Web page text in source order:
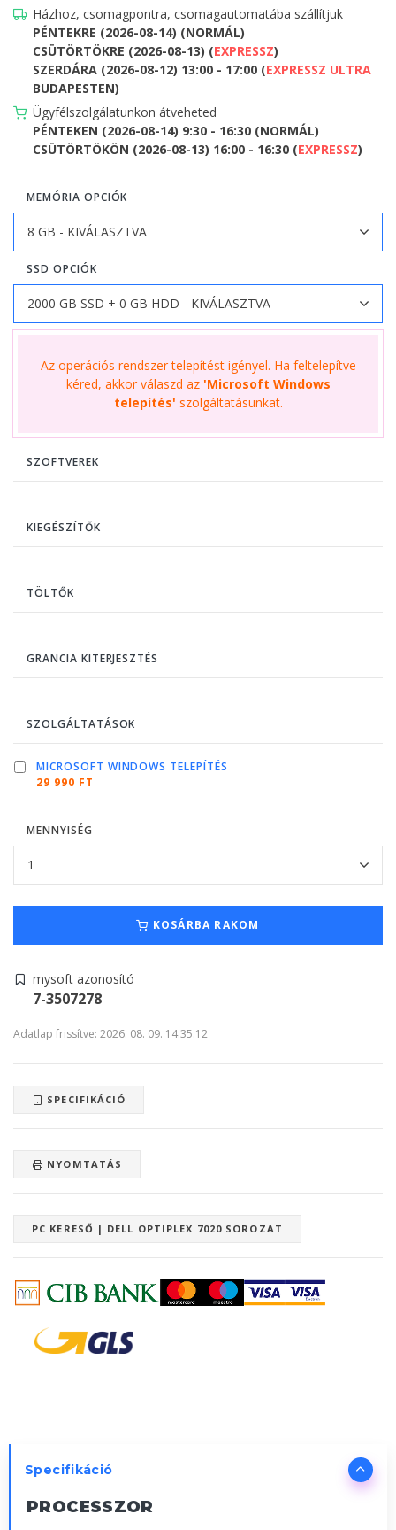
Házhoz, csomagpontra, csomagautomatába szállítjuk
PÉNTEKRE (2026-08-14) (NORMÁL)
CSÜTÖRTÖKRE (2026-08-13) (EXPRESSZ)
SZERDÁRA (2026-08-12) 13:00 - 17:00 (EXPRESSZ ULTRA
BUDAPESTEN)
Ügyfélszolgálatunkon átveheted
PÉNTEKEN (2026-08-14) 9:30 - 16:30 (NORMÁL)
CSÜTÖRTÖKÖN (2026-08-13) 16:00 - 16:30 (EXPRESSZ)
MEMÓRIA OPCIÓK
SSD OPCIÓK
Az operációs rendszer telepítést igényel. Ha feltelepítve
kéred, akkor válaszd az 'Microsoft Windows
telepítés' szolgáltatásunkat.
SZOFTVEREK
KIEGÉSZÍTŐK
TÖLTŐK
GRANCIA KITERJESZTÉS
SZOLGÁLTATÁSOK
MICROSOFT WINDOWS TELEPÍTÉS
29 990 FT
MENNYISÉG
KOSÁRBA RAKOM
mysoft azonosító
7-3507278
Adatlap frissítve: 2026. 08. 09. 14:35:12
SPECIFIKÁCIÓ
NYOMTATÁS
PC KERESŐ | DELL OPTIPLEX 7020 SOROZAT
Specifikáció
PROCESSZOR